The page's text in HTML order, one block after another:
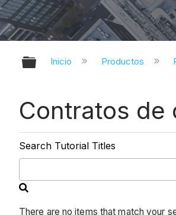
Expandir/contraer
Inicio Productos
Contratos de
Search Tutorial Titles
There are no items that match your